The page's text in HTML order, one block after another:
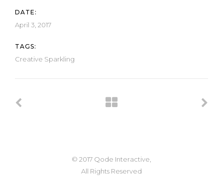
DATE:
April 3, 2017
TAGS:
Creative Sparkling
© 2017 Qode Interactive,
All Rights Reserved